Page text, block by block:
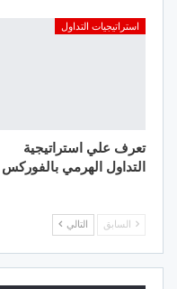
استراتيجيات التداول
تعرف علي استراتيجية
التداول الهرمي بالفوركس
السابق التالي